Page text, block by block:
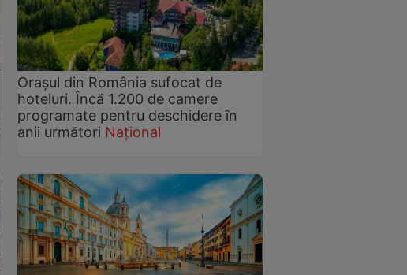
Orașul din România sufocat de
hoteluri. Încă 1.200 de camere
programate pentru deschidere în
anii următori Național